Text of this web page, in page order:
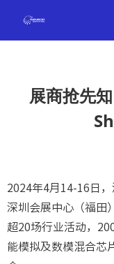
展商抢先
2024年4月14-16日
深圳会展中心（福田
超20场行业活动，
能模拟及数模混合芯